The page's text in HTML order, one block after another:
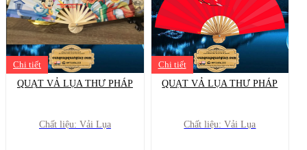
Chi tiết
QUẠT VẢ LỤA THƯ PHÁP
Chất liệu: Vải Lụa
Chi tiết
QUẠT VẢ LỤA THƯ PHÁP
Chất liệu: Vải Lụa